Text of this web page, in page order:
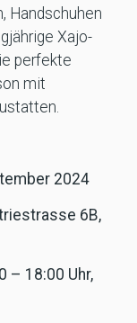
Handschuhen
Xajo-
perfekte
mit
2024
6B,
– 18:00 Uhr,